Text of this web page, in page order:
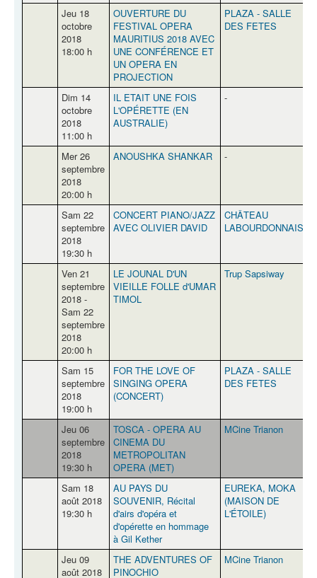
Jeu 18
octobre
2018
18:00 h
OUVERTURE DU
FESTIVAL OPERA
MAURITIUS 2018 AVEC
UNE CONFÉRENCE ET
UN OPERA EN
PROJECTION
PLAZA - SALLE
DES FETES
Dim 14
octobre
2018
11:00 h
IL ETAIT UNE FOIS
L'OPÉRETTE (EN
AUSTRALIE)
-
Mer 26
septembre
2018
20:00 h
ANOUSHKA SHANKAR -
Sam 22
septembre
2018
19:30 h
CONCERT PIANO/JAZZ
AVEC OLIVIER DAVID
CHÂTEAU
LABOURDONNAIS
Ven 21
septembre
2018 -
Sam 22
septembre
2018
20:00 h
LE JOUNAL D'UN
VIEILLE FOLLE d'UMAR
TIMOL
Trup Sapsiway
Sam 15
septembre
2018
19:00 h
FOR THE LOVE OF
SINGING OPERA
(CONCERT)
PLAZA - SALLE
DES FETES
Jeu 06
septembre
2018
19:30 h
TOSCA - OPERA AU
CINEMA DU
METROPOLITAN
OPERA (MET)
MCine Trianon
Sam 18
août 2018
19:30 h
AU PAYS DU
SOUVENIR, Récital
d'airs d'opéra et
d'opérette en hommage
à Gil Kether
EUREKA, MOKA
(MAISON DE
L'ÉTOILE)
Jeu 09
août 2018
THE ADVENTURES OF
PINOCHIO
MCine Trianon